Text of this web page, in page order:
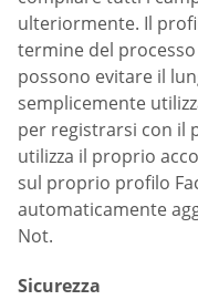
ulteriormente. Il
termine del
possono evitare il
semplicemente
per registrarsi con il
utilizza il proprio
sul proprio profilo
automaticamente
Not.
Sicurezza